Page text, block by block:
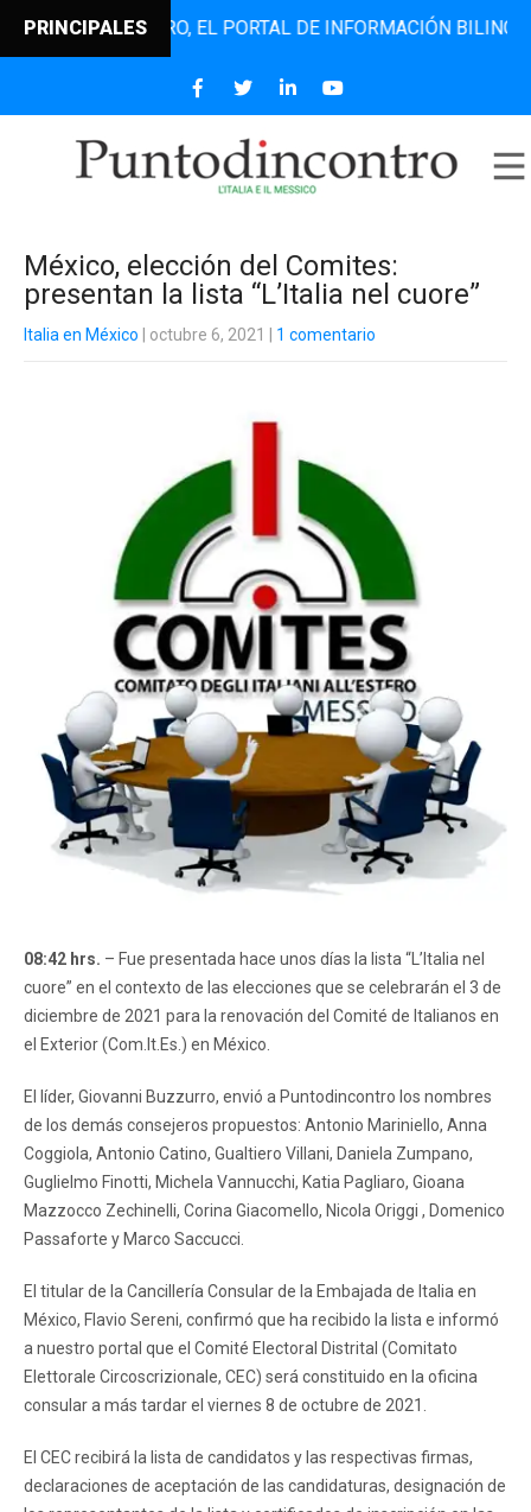
PRINCIPALESEL PORTAL DE INFORMACIÓN BILINGÜE
México, elección del Comites:
presentan la lista “L’Italia nel cuore”
Italia en México | octubre 6, 2021 1 comentario
08:42 hrs. – Fue presentada hace unos días la lista “L’Italia nel
cuore” en el contexto de las elecciones que se celebrarán el 3 de
diciembre de 2021 para la renovación del Comité de Italianos en
el Exterior (Com.It.Es.) en México.
El líder, Giovanni Buzzurro, envió a Puntodincontro los nombres
de los demás consejeros propuestos: Antonio Mariniello, Anna
Coggiola, Antonio Catino, Gualtiero Villani, Daniela Zumpano,
Guglielmo Finotti, Michela Vannucchi, Katia Pagliaro, Gioana
Mazzocco Zechinelli, Corina Giacomello, Nicola Origgi , Domenico
Passaforte y Marco Saccucci.
El titular de la Cancillería Consular de la Embajada de Italia en
México, Flavio Sereni, confirmó que ha recibido la lista e informó
a nuestro portal que el Comité Electoral Distrital (Comitato
Elettorale Circoscrizionale, CEC) será constituido en la oficina
consular a más tardar el viernes 8 de octubre de 2021.
El CEC recibirá la lista de candidatos y las respectivas firmas,
declaraciones de aceptación de las candidaturas, designación de